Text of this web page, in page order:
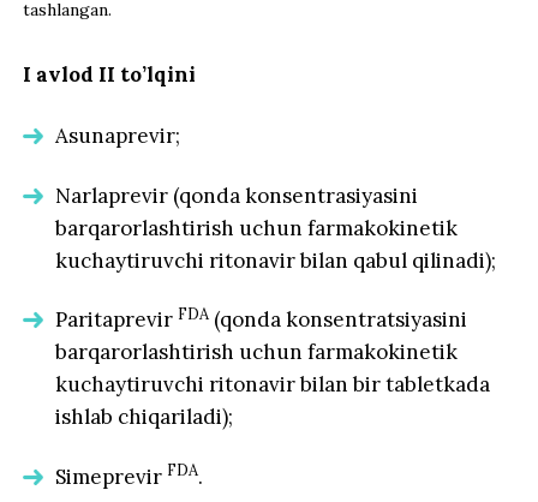
tashlangan.
I avlod II to’lqini
Asunaprevir;
Narlaprevir (qonda konsentrasiyasini
barqarorlashtirish uchun farmakokinetik
kuchaytiruvchi ritonavir bilan qabul qilinadi);
Paritaprevir FDA (qonda konsentratsiyasini
barqarorlashtirish uchun farmakokinetik
kuchaytiruvchi ritonavir bilan bir tabletkada
ishlab chiqariladi);
Simeprevir FDA.